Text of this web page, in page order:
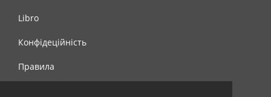
Libro
Конфідеційність
Правила